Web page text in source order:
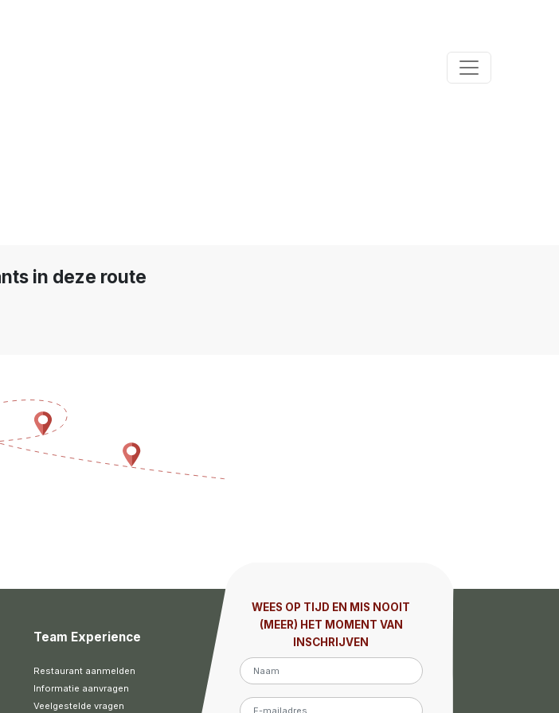
in deze route
Team Experience
Restaurant aanmelden
Informatie aanvragen
Veelgestelde vragen
WEES OP TIJD EN MIS NOOIT
(MEER) HET MOMENT VAN
INSCHRIJVEN